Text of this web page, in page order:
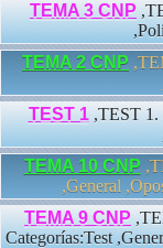
TEMA 3 CNP
TEMA 2 CNP
TEST 1,TEST 1.
TEMA 10 CNP
,General
TEMA 9 CNP
Categorías:Test